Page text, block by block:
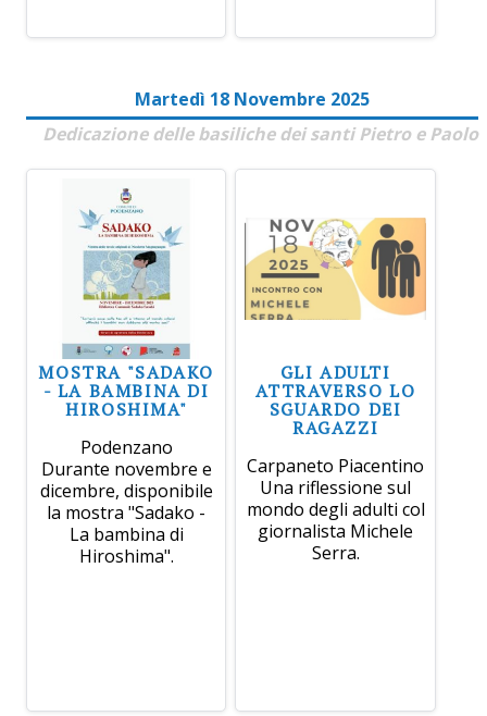
Martedì 18 Novembre 2025
Dedicazione delle basiliche dei santi Pietro e Paolo
MOSTRA "SADAKO
- LA BAMBINA DI
HIROSHIMA"
Podenzano
Durante novembre e
dicembre, disponibile
la mostra "Sadako -
La bambina di
Hiroshima".
GLI ADULTI
ATTRAVERSO LO
SGUARDO DEI
RAGAZZI
Carpaneto Piacentino
Una riflessione sul
mondo degli adulti col
giornalista Michele
Serra.